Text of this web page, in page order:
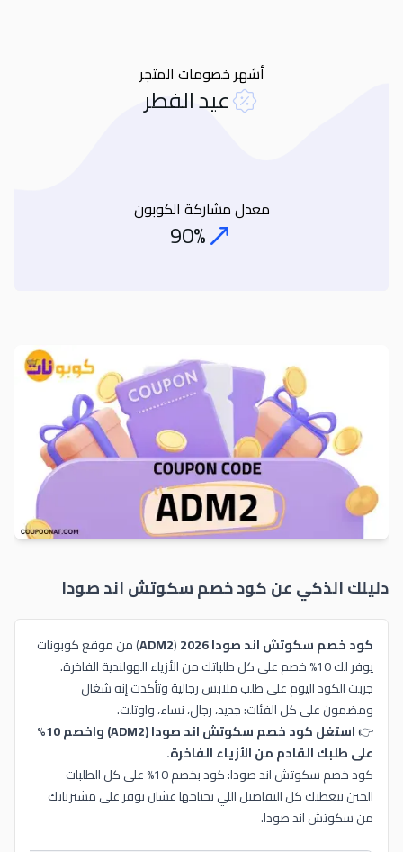
أشهر خصومات المتجر
عيد الفطر
معدل مشاركة الكوبون
Coupon Share Rate
90%
دليلك الذكي عن كود خصمسكوتش اند صودا
كود خصم سكوتش اند صودا 2026 (
ADM2) من موقع كوبونات
يوفر لك 10% خصم على كل طلباتك من الأزياء الهولندية الفاخرة.
جربت الكود اليوم على طلب ملابس رجالية وتأكدت إنه شغال
ومضمون على كل الفئات: جديد، رجال، نساء، واوتلت.
👉
استغل كود خصم سكوتش اند صودا (ADM2) واخصم 10%
على طلبك القادم من الأزياء الفاخرة.
كود خصم سكوتش اند صودا: كود بخصم 10% على كل الطلبات
الحين بنعطيك كل التفاصيل اللي تحتاجها عشان توفر على مشترياتك
من سكوتش اند صودا.